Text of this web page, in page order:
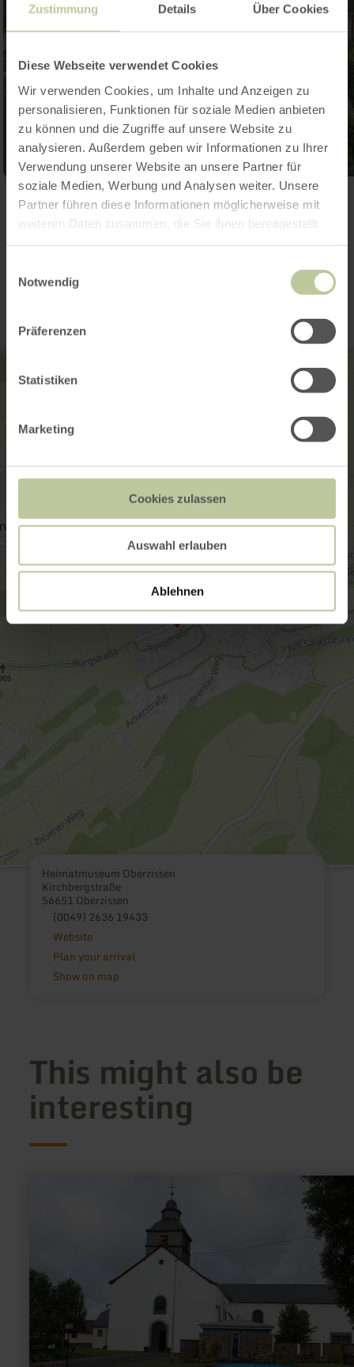
Zustimmung Details Über Cookies
Diese Webseite verwendet Cookies
Wir verwenden Cookies, um Inhalte und Anzeigen zu
personalisieren, Funktionen für soziale Medien anbieten
zu können und die Zugriffe auf unsere Website zu
analysieren. Außerdem geben wir Informationen zu Ihrer
Verwendung unserer Website an unsere Partner für
soziale Medien, Werbung und Analysen weiter. Unsere
Partner führen diese Informationen möglicherweise mit
weiteren Daten zusammen, die Sie ihnen bereitgestellt
Notwendig
Präferenzen
Statistiken
Marketing
Cookies zulassen
Auswahl erlauben
Ablehnen
Open gallery
Contact
Heimatmuseum Oberzissen
Kirchbergstraße
56651 Oberzissen
(0049) 2636 19433
Website
Plan your arrival
Show on map
This might also be
interesting